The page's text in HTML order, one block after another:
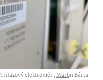
Třífázový elektroměr ,Martin Bárta